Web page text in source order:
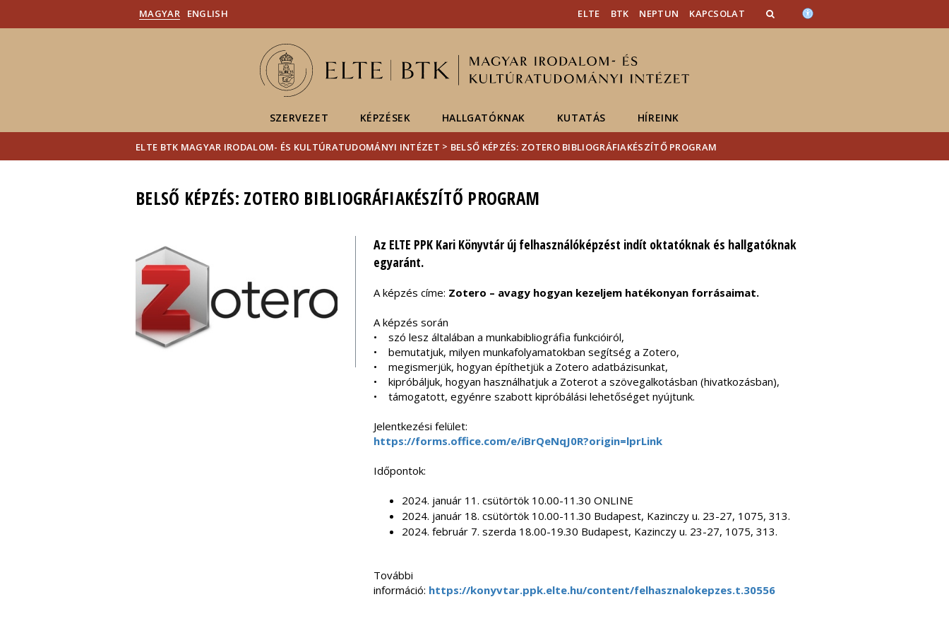
MAGYAR ENGLISH ELTE BTK NEPTUN KAPCSOLAT
SZERVEZET KÉPZÉSEK HALLGATÓKNAK KUTATÁS HÍREINK
ELTE BTK MAGYAR IRODALOM- ÉS KULTÚRATUDOMÁNYI INTÉZET > BELSŐ KÉPZÉS: ZOTERO BIBLIOGRÁFIAKÉSZÍTŐ PROGRAM
BELSŐ KÉPZÉS: ZOTERO BIBLIOGRÁFIAKÉSZÍTŐ PROGRAM
Az ELTE PPK Kari Könyvtár új felhasználóképzést indít oktatóknak és hallgatóknak
egyaránt.
A képzés címe: Zotero – avagy hogyan kezeljem hatékonyan forrásaimat.
A képzés során
• szó lesz általában a munkabibliográfia funkcióiról,
• bemutatjuk, milyen munkafolyamatokban segítség a Zotero,
• megismerjük, hogyan építhetjük a Zotero adatbázisunkat,
• kipróbáljuk, hogyan használhatjuk a Zoterot a szövegalkotásban (hivatkozásban),
• támogatott, egyénre szabott kipróbálási lehetőséget nyújtunk.
Jelentkezési felület:
https://forms.office.com/e/iBrQeNqJ0R?origin=lprLink
Időpontok:
2024. január 11. csütörtök 10.00-11.30 ONLINE
2024. január 18. csütörtök 10.00-11.30 Budapest, Kazinczy u. 23-27, 1075, 313.
2024. február 7. szerda 18.00-19.30 Budapest, Kazinczy u. 23-27, 1075, 313.
További
információ: https://konyvtar.ppk.elte.hu/content/felhasznalokepzes.t.30556